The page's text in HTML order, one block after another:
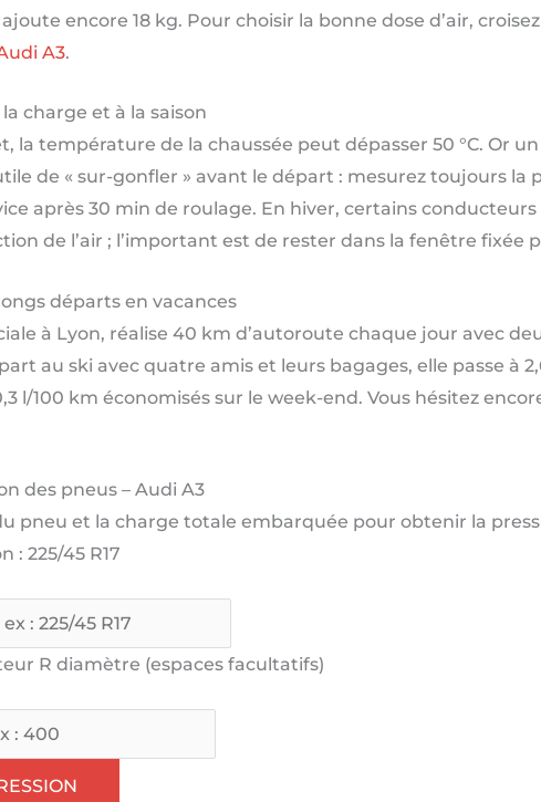
encore 18 kg. Pour choisir la bonne dose d’air,
A3.
charge et à la saison
la température de la chaussée peut dépasser 50 °C. Or
de « sur-gonfler » avant le départ : mesurez toujours la
après 30 min de roulage. En hiver, certains
de l’air ; l’important est de rester dans la fenêtre fixée
départs en vacances
à Lyon, réalise 40 km d’autoroute chaque jour avec
au ski avec quatre amis et leurs bagages, elle passe à
l/100 km économisés sur le week-end. Vous hésitez
des pneus – Audi A3
pneu et la charge totale embarquée pour obtenir la
: 225/45 R17
R diamètre (espaces facultatifs)